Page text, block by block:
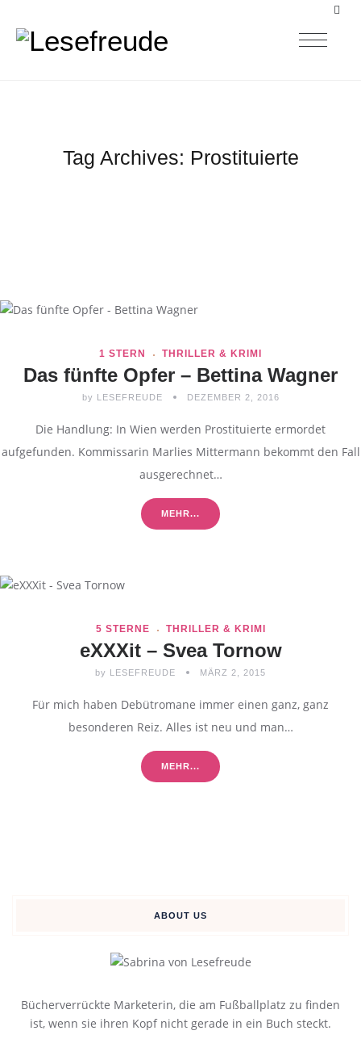
Tag Archives: Prostituierte
1 STERN THRILLER & KRIMI
Das fünfte Opfer – Bettina Wagner
by LESEFREUDE DEZEMBER 2, 2016
Die Handlung: In Wien werden Prostituierte ermordet
aufgefunden. Kommissarin Marlies Mittermann bekommt den Fall
ausgerechnet…
MEHR...
5 STERNE THRILLER & KRIMI
eXXXit – Svea Tornow
by LESEFREUDE MÄRZ 2, 2015
Für mich haben Debütromane immer einen ganz, ganz
besonderen Reiz. Alles ist neu und man…
MEHR...
ABOUT US
Bücherverrückte Marketerin, die am Fußballplatz zu finden
ist, wenn sie ihren Kopf nicht gerade in ein Buch steckt.